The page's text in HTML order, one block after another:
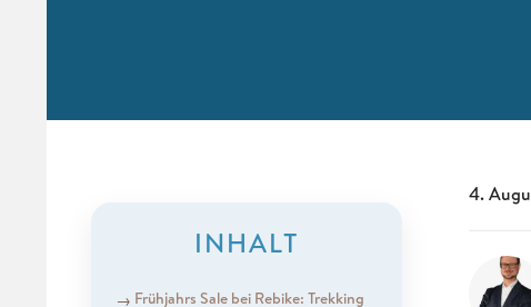
INHALT
Frühjahrs Sale bei Rebike: Trekking
4.